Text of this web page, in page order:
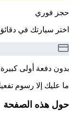
حجز فوري
اختر سيارتك في
بدون دفعة أولى كبيرة
ما عليك إلا رسوم
حول هذه الصفحة